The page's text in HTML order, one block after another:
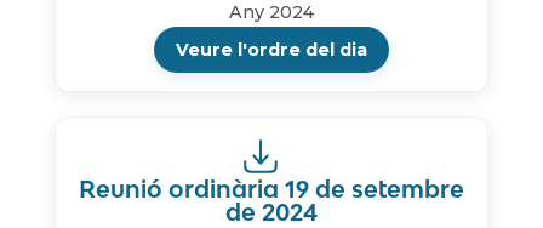
Any 2024
Veure l'ordre del dia
Reunió ordinària 19 de setembre
de 2024